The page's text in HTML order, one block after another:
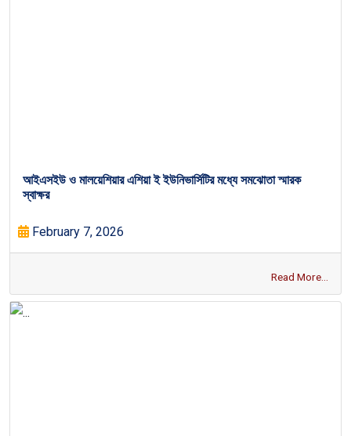
আইএসইউ ও মালয়েশিয়ার এশিয়া ই ইউনিভার্সিটির মধ্যে সমঝোতা স্মারক
স্বাক্ষর
February 7, 2026
Read More...